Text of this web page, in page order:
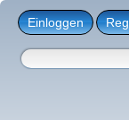
Einloggen